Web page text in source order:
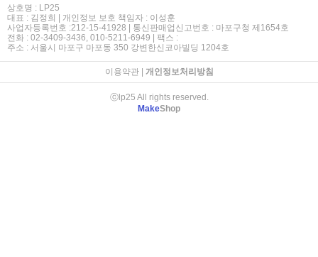
상호명 : LP25
대표 : 김정희 | 개인정보 보호 책임자 : 이성훈
사업자등록번호 :212-15-41928 | 통신판매업신고번호 : 마포구청 제1654호
전화 : 02-3409-3436, 010-5211-6949 | 팩스 :
주소 : 서울시 마포구 마포동 350 강변한신코아빌딩 1204호
이용약관| 개인정보처리방침
ⓒlp25 All rights reserved.
MakeShop